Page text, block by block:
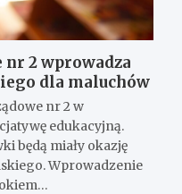
nr 2 wprowadza
dla maluchów
nr 2 w
edukacyjną.
będą miały okazję
Wprowadzenie